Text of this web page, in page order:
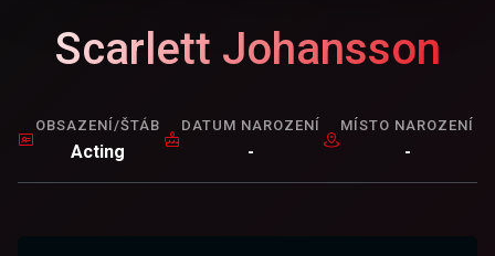
Scarlett Johansson
OBSAZENÍ/ŠTÁB
Acting
DATUM NAROZENÍ
-
MÍSTO NAROZENÍ
-